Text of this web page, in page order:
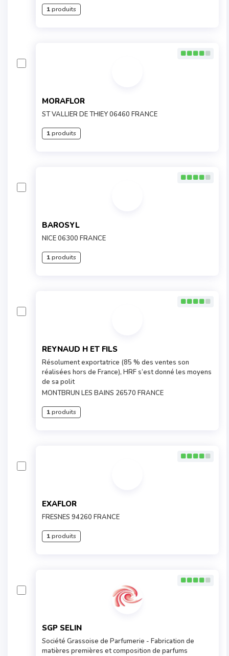
1produits
MORAFLOR
ST VALLIER DE THIEY 06460 FRANCE
1produits
BAROSYL
NICE 06300 FRANCE
1produits
REYNAUD H ET FILS
Résolument exportatrice (85 % des ventes son
réalisées hors de France), HRF s’est donné les moyens
de sa polit
MONTBRUN LES BAINS 26570 FRANCE
1produits
EXAFLOR
FRESNES 94260 FRANCE
1produits
SGP SELIN
Société Grassoise de Parfumerie - Fabrication de
matières premières et composition de parfums